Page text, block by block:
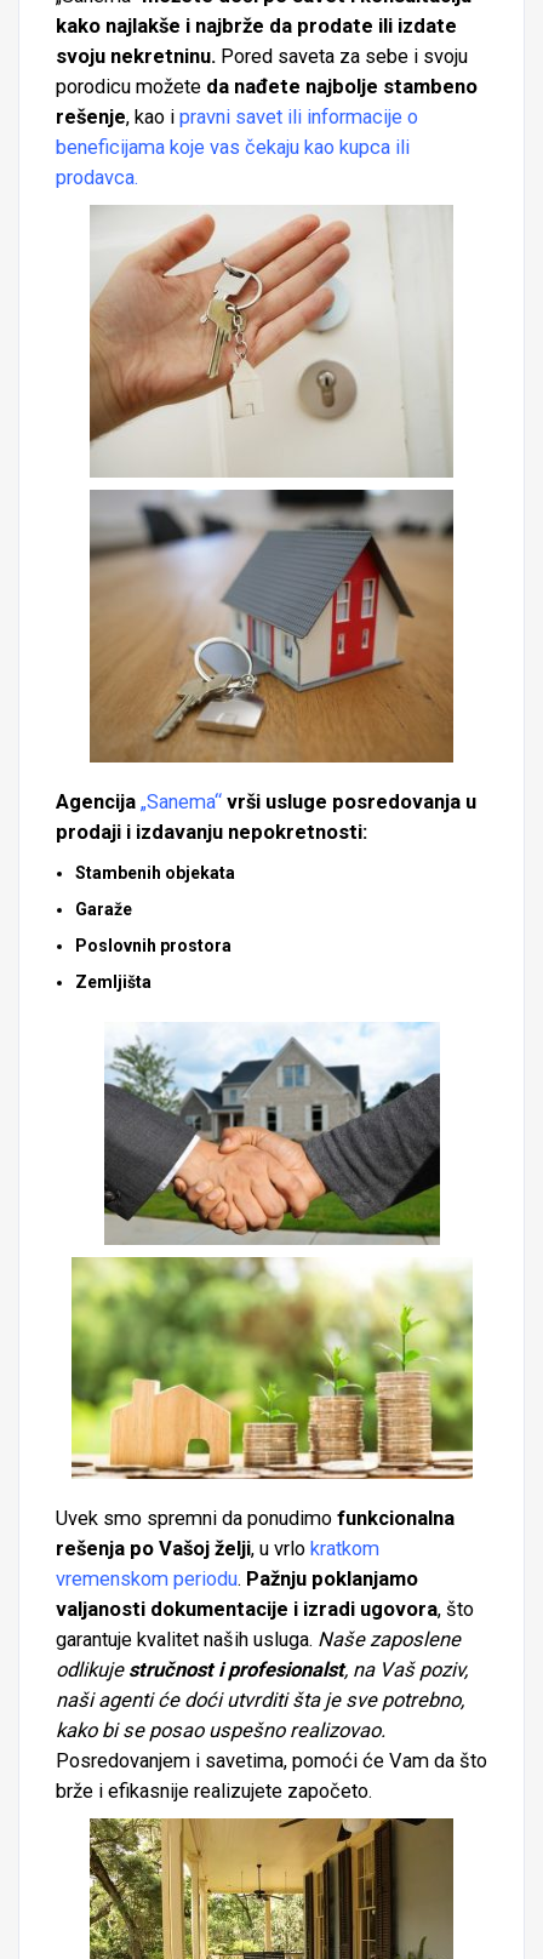
kako najlakše i najbrže da prodate ili izdate
svoju nekretninu. Pored saveta za sebe i svoju
porodicu možete da nađete najbolje stambeno
rešenje, kao i pravni savet ili informacije o
beneficijama koje vas čekaju kao kupca ili
prodavca.
Agencija „Sanema“ vrši usluge posredovanja u
prodaji i izdavanju nepokretnosti:
Stambenih objekata
Garaže
Poslovnih prostora
Zemljišta
Uvek smo spremni da ponudimo funkcionalna
rešenja po Vašoj želji, u vrlo kratkom
vremenskom periodu. Pažnju poklanjamo
valjanosti dokumentacije i izradi ugovora, što
garantuje kvalitet naših usluga. Naše zaposlene
odlikuje stručnost i profesionalst, na Vaš poziv,
naši agenti će doći utvrditi šta je sve potrebno,
kako bi se posao uspešno realizovao.
Posredovanjem i savetima, pomoći će Vam da što
brže i efikasnije realizujete započeto.